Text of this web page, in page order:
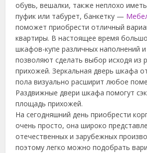
обувь, вешалки, также неплохо
пуфик или табурет, банкетку —
поможет приобрести отличный
квартиры. В настоящее время
шкафов-купе различных наполнений и
позволяют сделать выбор исходя из
прихожей. Зеркальная дверь шкафа
пола визуально расширит любое
Раздвижные двери шкафа помогут
площадь прихожей.
На сегодняшний день приобрести
очень просто, она широко
отечественных и зарубежных
поэтому легко можно подобрать